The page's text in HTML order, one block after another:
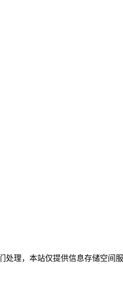
理，本站仅提供信息存储空间